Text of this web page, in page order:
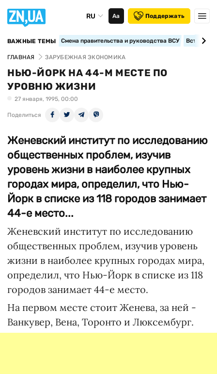
RU Аа Поддержать
ВАЖНЫЕ ТЕМЫ Смена правительства и руководства ВСУ
ГЛАВНАЯ ЗАРУБЕЖНАЯ ЭКОНОМИКА
НЬЮ-ЙОРК НА 44-М МЕСТЕ ПО
УРОВНЮ ЖИЗНИ
27 января, 1995, 00:00
Поделиться
Женевский институт по исследованию
общественных проблем, изучив
уровень жизни в наиболее крупных
городах мира, определил, что Нью-
Йорк в списке из 118 городов занимает
44-е место...
Женевский институт по исследованию
общественных проблем, изучив уровень
жизни в наиболее крупных городах мира,
определил, что Нью-Йорк в списке из 118
городов занимает 44-е место.
На первом месте стоит Женева, за ней -
Ванкувер, Вена, Торонто и Люксембург.